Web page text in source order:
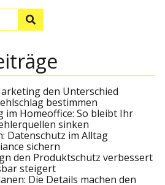
e
c
h
den Unterschied
bestimmen
im Homeoffice: So bleibt Ihr
sinken
Datenschutz im Alltag
sichern
den Produktschutz verbessert
steigert
Die Details machen den